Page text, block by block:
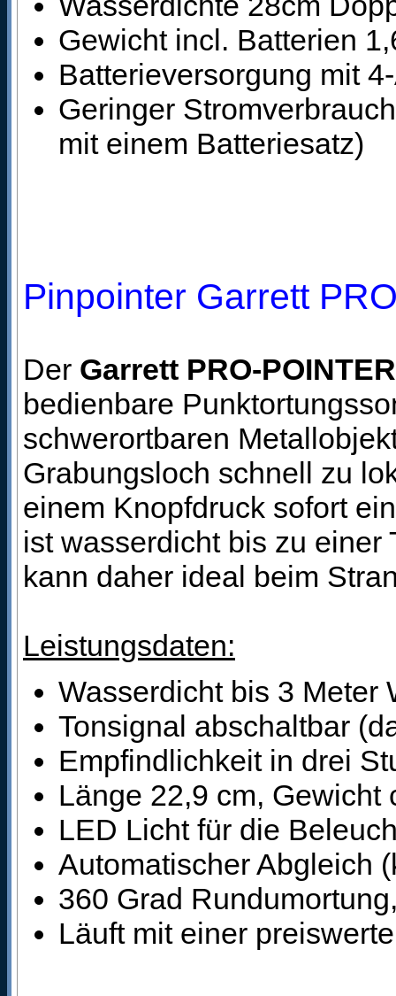
Gewicht incl. Batterien
Batterieversorgung mit
Geringer
mit einem Batteriesatz)
Pinpointer Garrett
Der Garrett PRO-
bedienbare
schwerortbaren
Grabungsloch schnell zu
einem Knopfdruck sofort
ist wasserdicht bis zu einer
kann daher ideal beim
Leistungsdaten:
Wasserdicht bis 3 Meter
Tonsignal abschaltbar
Empfindlichkeit in drei
Länge 22,9 cm, Gewicht
LED Licht für die
Automatischer Abgleich
360 Grad
Läuft mit einer